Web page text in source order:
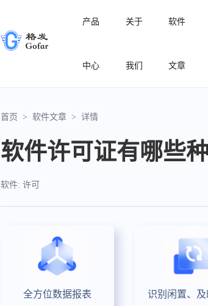
产品
中心
许可分析
实现专业软件许可精细化管
关于
我们
软件
文章
首页 > 软件文章 > 详情
软件许可证有哪些
软件: 许可
全方位数据报表 识别闲置、